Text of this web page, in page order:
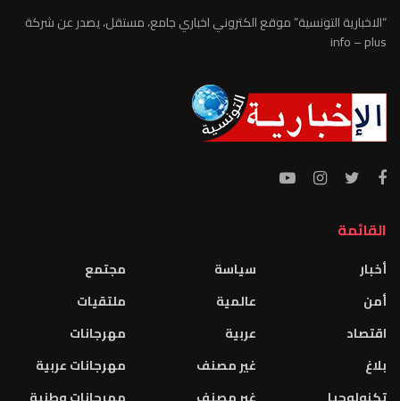
“الاخبارية التونسية” موقع الكتروني اخباري جامع، مستقل، يصدر عن شركة
info – plus
القائمة
أخبار
أمن
اقتصاد
بلاغ
سياسة
عالمية
عربية
غير مصنف
مجتمع
ملتقيات
مهرجانات
مهرجانات عربية